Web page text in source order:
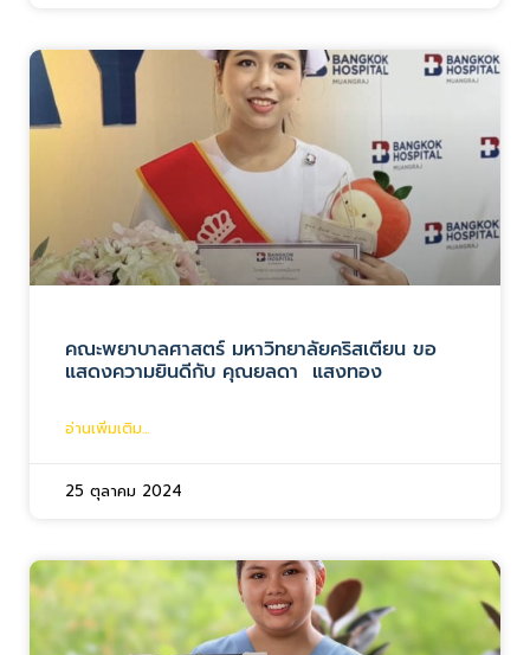
คณะพยาบาลศาสตร์ มหาวิทยาลัยคริสเตียน ขอ
แสดงความยินดีกับ คุณยลดา แสงทอง
อ่านเพิ่มเติม...
25 ตุลาคม 2024